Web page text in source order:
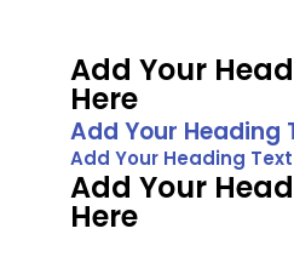
Add Your
Here
Add Your Heading
Add Your Heading
Add Your
Here